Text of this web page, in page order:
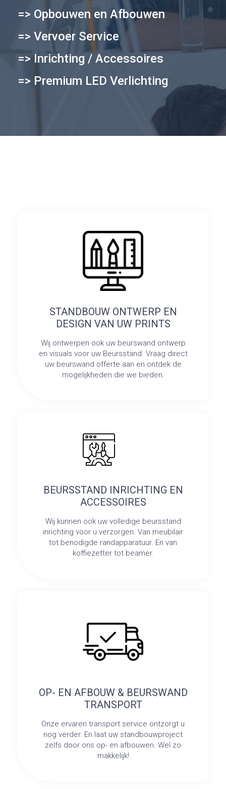
=> Opbouwen en Afbouwen
=> Vervoer Service
=> Inrichting / Accessoires
=> Premium LED Verlichting
STANDBOUW ONTWERP EN
DESIGN VAN UW PRINTS
Wij ontwerpen ook uw beurswand ontwerp
en visuals voor uw Beursstand. Vraag direct
uw beurswand offerte aan en ontdek de
mogelijkheden die we bieden.
BEURSSTAND INRICHTING EN
ACCESSOIRES
Wij kunnen ook uw volledige beursstand
inrichting voor u verzorgen. Van meubilair
tot benodigde randapparatuur. En van
koffiezetter tot beamer.
OP- EN AFBOUW & BEURSWAND
TRANSPORT
Onze ervaren transport service ontzorgt u
nog verder. En laat uw standbouwproject
zelfs door ons op- en afbouwen. Wel zo
makkelijk!